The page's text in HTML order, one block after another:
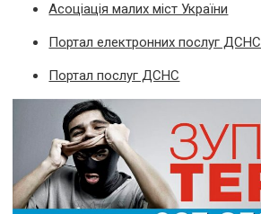
Асоціація малих міст України
Портал електронних послуг ДСНС
Портал послуг ДСНС